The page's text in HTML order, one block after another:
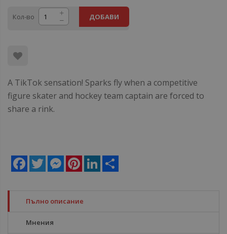
Кол-во ДОБАВИ
A TikTok sensation! Sparks fly when a competitive
figure skater and hockey team captain are forced to
share a rink.
Facebook
Twitter MessengerPinterestLinkedIn
Пълно описание
Мнения